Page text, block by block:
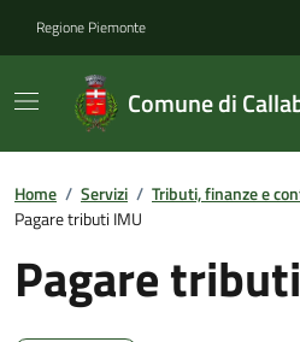
Regione Piemonte
Comune di
Home / Servizi / Tributi, finanze e
Pagare tributi IMU
Pagare